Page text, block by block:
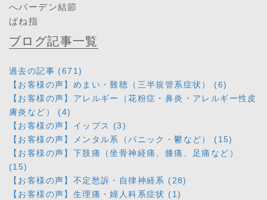
へバーデン結節
ばね指
ブログ記事一覧
過去の記事 (671)
【お客様の声】めまい・難聴（三半規管系症状） (6)
【お客様の声】アレルギー（花粉症・鼻炎・アレルギー性皮
膚炎など） (4)
【お客様の声】イップス (3)
【お客様の声】メンタル系（パニック・鬱など） (15)
【お客様の声】下肢痛（坐骨神経痛、膝痛、足痛など）
(15)
【お客様の声】不定愁訴・自律神経系 (28)
【お客様の声】生理痛・婦人科系症状 (1)